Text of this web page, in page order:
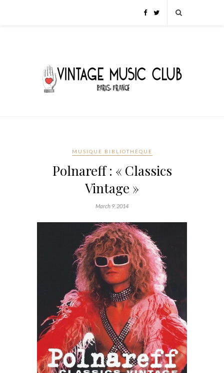
MUSIQUE BIBLIOTHÈQUE
Polnareff : « Classics
Vintage »
March 9, 2014